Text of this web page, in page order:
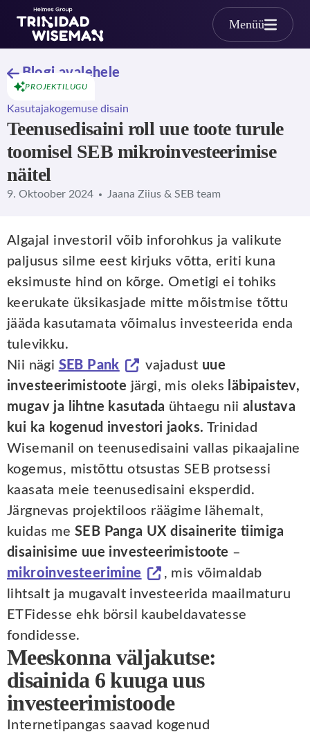
Skip to main content
Menüü
Blogi avalehele
PROJEKTILUGU
Kasutajakogemuse disain
Teenusedisaini roll uue toote turule
toomisel SEB mikroinvesteerimise
näitel
9. Oktoober 2024 Jaana Ziius & SEB team
Algajal investoril võib inforohkus ja valikute
paljusus silme eest kirjuks võtta, eriti kuna
eksimuste hind on kõrge. Ometigi ei tohiks
keerukate üksikasjade mitte mõistmise tõttu
jääda kasutamata võimalus investeerida enda
tulevikku.
Nii nägi SEB Pank vajadust uue
investeerimistoote järgi, mis oleks läbipaistev,
mugav ja lihtne kasutada ühtaegu nii alustava
kui ka kogenud investori jaoks. Trinidad
Wisemanil on teenusedisaini vallas pikaajaline
kogemus, mistõttu otsustas SEB protsessi
kaasata meie teenusedisaini eksperdid.
Järgnevas projektiloos räägime lähemalt,
kuidas meSEB Panga UX disainerite tiimiga
disainisime uue investeerimistoote –
mikroinvesteerimine
, mis võimaldab
lihtsalt ja mugavalt investeerida maailmaturu
ETFidesse ehk börsil kaubeldavatesse
fondidesse.
Meeskonna väljakutse:
disainida 6 kuuga uus
investeerimistoode
Internetipangas saavad kogenud